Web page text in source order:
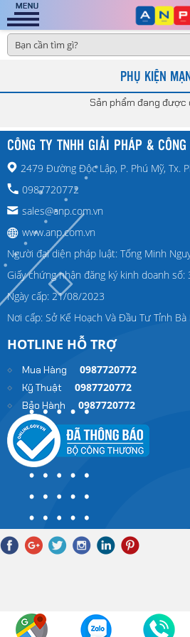
PHỤ KIỆN
Sản phẩm đang được
CÔNG TY TNHH GIẢI PHÁP &
2479 Đường Độc Lập, P. Phú Mỹ, Tx.
0987720772
sales@anp.com.vn
www.anp.com.vn
Người đại diện pháp luật: Tống Minh
Giấy chứng nhận đăng ký kinh doanh số:
Ngày cấp: 21/08/2023
Nơi cấp: Sở Kế Hoạch Và Đầu Tư Tỉnh Bà
HOTLINE HỖ TRỢ
Mua Hàng 0987720772
Kỹ Thuật 0987720772
Bảo Hành 0987720772